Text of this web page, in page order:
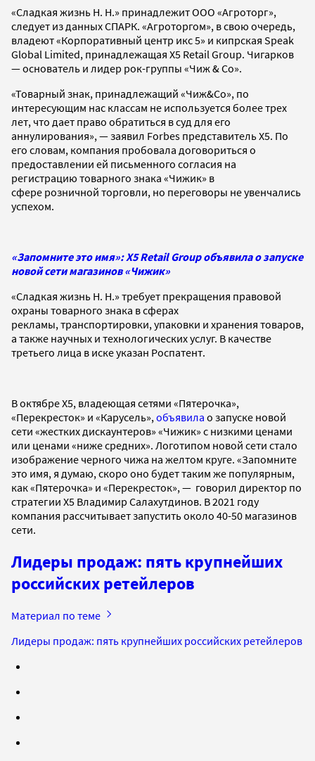
«Сладкая жизнь Н. Н.» принадлежит ООО «Агроторг»,
следует из данных СПАРК. «Агроторгом», в свою очередь,
владеют «Корпоративный центр икс 5» и кипрская Speak
Global Limited, принадлежащая X5 Retail Group. Чигарков
— основатель и лидер рок-группы «Чиж & Co».
«Товарный знак, принадлежащий «Чиж&Co», по
интересующим нас классам не используется более трех
лет, что дает право обратиться в суд для его
аннулирования», — заявил Forbes представитель X5. По
его словам, компания пробовала договориться о
предоставлении ей письменного согласия на
регистрацию товарного знака «Чижик» в
сфере розничной торговли, но переговоры не увенчались
успехом.
«Запомните это имя»: X5 Retail Group объявила о запуске
новой сети магазинов «Чижик»
«Сладкая жизнь Н. Н.» требует прекращения правовой
охраны товарного знака в сферах
рекламы, транспортировки, упаковки и хранения товаров,
а также научных и технологических услуг. В качестве
третьего лица в иске указан Роспатент.
В октябре X5, владеющая сетями «Пятерочка»,
«Перекресток» и «Карусель», объявила о запуске новой
сети «жестких дискаунтеров» «Чижик» с низкими ценами
или ценами «ниже средних». Логотипом новой сети стало
изображение черного чижа на желтом круге. «Запомните
это имя, я думаю, скоро оно будет таким же популярным,
как «Пятерочка» и «Перекресток», — говорил директор по
стратегии X5 Владимир Салахутдинов. В 2021 году
компания рассчитывает запустить около 40-50 магазинов
сети.
Лидеры продаж: пять крупнейших
российских ретейлеров
Материал по теме
Лидеры продаж: пять крупнейших российских ретейлеров